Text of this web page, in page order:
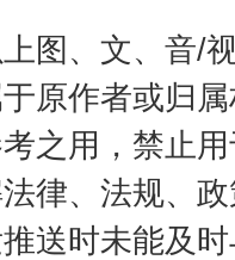
上图、文、音/
原作者或归
之用，禁止
律、法规、
送时未能及